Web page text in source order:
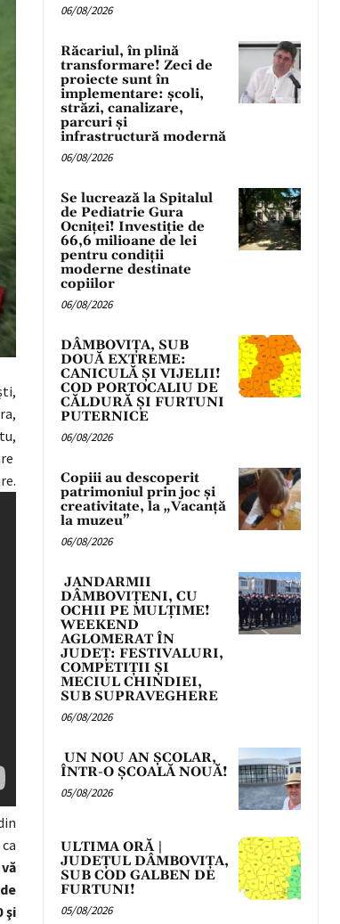
şi
06/08/2026
Răcariul, în plină
transformare! Zeci de
proiecte sunt în
implementare: școli,
străzi, canalizare,
parcuri și
infrastructură modernă
06/08/2026
Se lucrează la Spitalul
de Pediatrie Gura
Ocniței! Investiție de
66,6 milioane de lei
pentru condiții
moderne destinate
copiilor
06/08/2026
DÂMBOVIȚA, SUB
DOUĂ EXTREME:
CANICULĂ ȘI VIJELII!
COD PORTOCALIU DE
CĂLDURĂ ȘI FURTUNI
PUTERNICE
06/08/2026
Copiii au descoperit
patrimoniul prin joc și
creativitate, la „Vacanță
la muzeu”
06/08/2026
JANDARMII
DÂMBOVIȚENI, CU
OCHII PE MULȚIME!
WEEKEND
AGLOMERAT ÎN
JUDEȚ: FESTIVALURI,
COMPETIȚII ȘI
MECIUL CHINDIEI,
SUB SUPRAVEGHERE
06/08/2026
UN NOU AN ȘCOLAR,
ÎNTR-O ȘCOALĂ NOUĂ!
05/08/2026
ULTIMA ORĂ |
JUDEȚUL DÂMBOVIȚA,
SUB COD GALBEN DE
FURTUNI!
05/08/2026